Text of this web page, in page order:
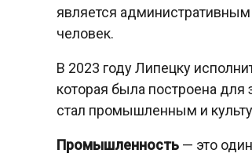
является
человек.
В 2023 году Липецку
которая была построена
стал промышленным и
Промышленность — это